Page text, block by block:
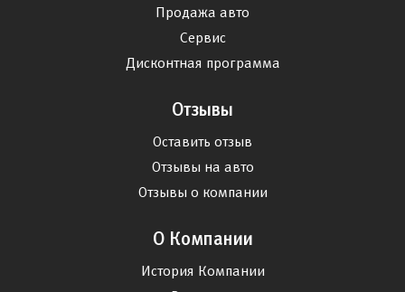
Продажа авто
Сервис
Дисконтная программа
Отзывы
Оставить отзыв
Отзывы на авто
Отзывы о компании
О Компании
История Компании